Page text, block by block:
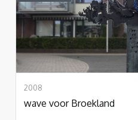
2008
wave voor Broekland